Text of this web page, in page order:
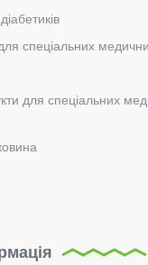
спеціальних
для спеціальних